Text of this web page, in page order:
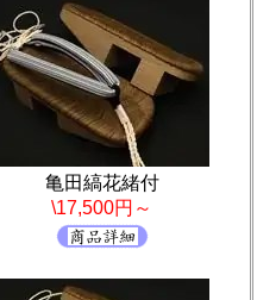
亀田縞花緒付
\17,500円～